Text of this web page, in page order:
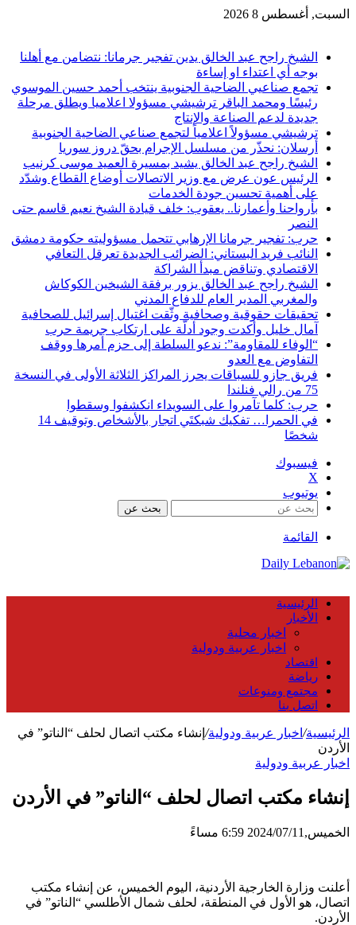
السبت, أغسطس 8 2026
الشيخ راجح عبد الخالق يدين تفجير جرمانا: نتضامن مع أهلنا
بوجه أي اعتداء او إساءة
تجمع صناعيي الضاحية الجنوبية ينتخب أحمد حسين الموسوي
رئيسًا ومحمد الباقر ترشيشي مسؤولا اعلاميا ويطلق مرحلة
جديدة لدعم الصناعة والإنتاج
ترشيشي مسؤولاً اعلامياً لتجمع صناعي الضاحية الجنوبية
أرسلان: نحذّر من مسلسل الإجرام بحقّ دروز سوريا
الشيخ راجح عبد الخالق يشيد بمسيرة العميد موسى كرنيب
الرئيس عون عرض مع وزير الاتصالات أوضاع القطاع وشدّد
على أهمية تحسين جودة الخدمات
بأرواحنا وأعمارنا.. يعقوب: خلف قيادة الشيخ نعيم قاسم حتى
النصر
حرب: تفجير جرمانا الإرهابي تتحمل مسؤوليته حكومة دمشق
النائب فريد البستاني: الضرائب الجديدة تعرقل التعافي
الاقتصادي وتناقض مبدأ الشراكة
الشيخ راجح عبد الخالق يزور برفقة الشيخين الكوكاش
والمغربي المدير العام للدفاع المدني
تحقيقات حقوقية وصحافية وثّقت اغتيال إسرائيل للصحافية
آمال خليل وأكدت وجود أدلّة على ارتكاب جريمة حرب
“الوفاء للمقاومة”: ندعو السلطة إلى حزم أمرها ووقف
التفاوض مع العدو
فريق جازو للسباقات يحرز المراكز الثلاثة الأولى في النسخة
75 من رالي فنلندا
حرب: كلما تآمروا على السويداء انكشفوا وسقطوا
في الحمرا… تفكيك شبكتَي اتجار بالأشخاص وتوقيف 14
شخصًا
فيسبوك
X
يوتيوب
بحث عن
القائمة
الرئيسية
الأخبار
اخبار محلية
اخبار عربية ودولية
اقتصاد
رياضة
مجتمع ومنوعات
اتصل بنا
الرئيسية/ اخبار عربية ودولية/ إنشاء مكتب اتصال لحلف “الناتو” في
الأردن
اخبار عربية ودولية
إنشاء مكتب اتصال لحلف “الناتو” في الأردن
الخميس,2024/07/11 6:59 مساءً
أعلنت وزارة الخارجية الأردنية، اليوم الخميس، عن إنشاء مكتب
اتصال، هو الأول في المنطقة، لحلف شمال الأطلسي “الناتو” في
الأردن.